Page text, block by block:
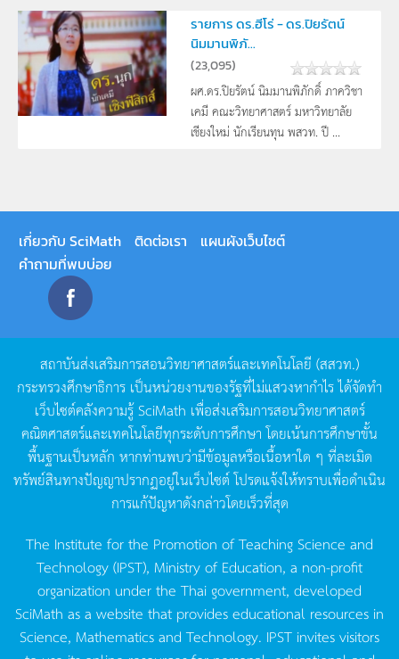
รายการ ดร.ฮีโร่ - ดร.ปิยรัตน์
นิมมานพิภั...
(23,095)
ผศ.ดร.ปิยรัตน์ นิมมานพิภักดิ์ ภาควิชา
เคมี คณะวิทยาศาสตร์ มหาวิทยาลัย
เชียงใหม่ นักเรียนทุน พสวท. ปี ...
เกี่ยวกับ SciMath ติดต่อเรา
แผนผังเว็บไซต์
คำถามที่พบบ่อย
สถาบันส่งเสริมการสอนวิทยาศาสตร์และเทคโนโลยี (สสวท.)
กระทรวงศึกษาธิการ เป็นหน่วยงานของรัฐที่ไม่แสวงหากำไรได้จัดทำ
เว็บไซต์คลังความรู้SciMath เพื่อส่งเสริมการสอนวิทยาศาสตร์
คณิตศาสตร์และเทคโนโลยีทุกระดับการศึกษา โดยเน้นการศึกษาขั้น
พื้นฐานเป็นหลัก หากท่านพบว่ามีข้อมูลหรือเนื้อหาใด ๆ ที่ละเมิด
ทรัพย์สินทางปัญญาปรากฏอยู่ในเว็บไซต์โปรดแจ้งให้ทราบเพื่อดำเนิน
การแก้ปัญหาดังกล่าวโดยเร็วที่สุด
The Institute for the Promotion of Teaching Science and
Technology (IPST), Ministry of Education, a non-profit
organization under the Thai government, developed
SciMath as a website that provides educational resources in
Science, Mathematics and Technology. IPST invites visitors